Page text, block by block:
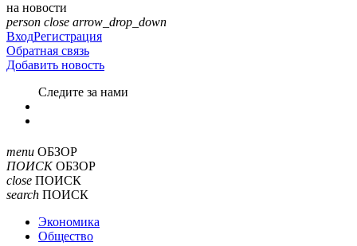
на новости
person close arrow_drop_down
ВходРегистрация
Обратная связь
Добавить новость
Cледите за нами
menu ОБЗОР
ПОИСК ОБЗОР
close ПОИСК
search ПОИСК
Экономика
Общество